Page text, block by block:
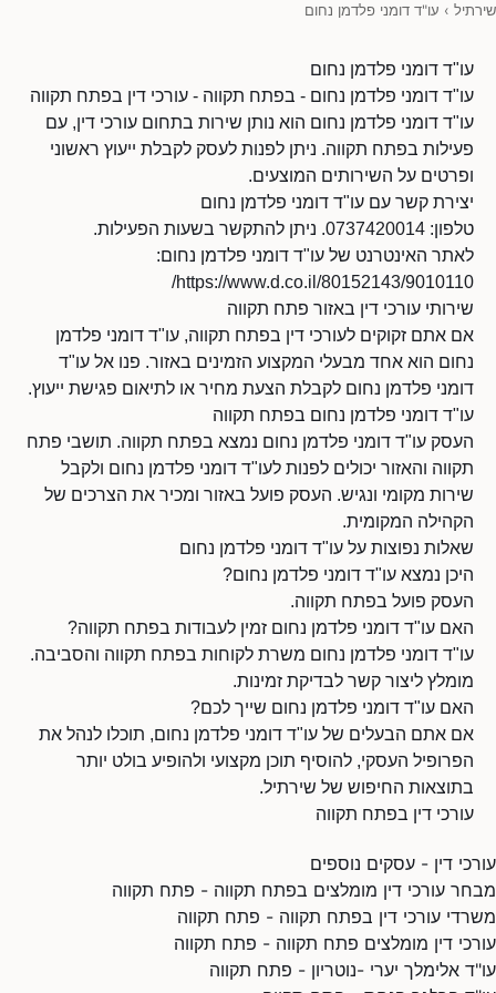
שירתיל › עו"ד דומני פלדמן נחום
עו"ד דומני פלדמן נחום
עו"ד דומני פלדמן נחום - בפתח תקווה - עורכי דין בפתח תקווה
עו"ד דומני פלדמן נחום הוא נותן שירות בתחום עורכי דין, עם
פעילות בפתח תקווה. ניתן לפנות לעסק לקבלת ייעוץ ראשוני
ופרטים על השירותים המוצעים.
יצירת קשר עם עו"ד דומני פלדמן נחום
טלפון: 0737420014. ניתן להתקשר בשעות הפעילות.
לאתר האינטרנט של עו"ד דומני פלדמן נחום:
https://www.d.co.il/80152143/9010110/
שירותי עורכי דין באזור פתח תקווה
אם אתם זקוקים לעורכי דין בפתח תקווה, עו"ד דומני פלדמן
נחום הוא אחד מבעלי המקצוע הזמינים באזור. פנו אל עו"ד
דומני פלדמן נחום לקבלת הצעת מחיר או לתיאום פגישת ייעוץ.
עו"ד דומני פלדמן נחום בפתח תקווה
העסק עו"ד דומני פלדמן נחום נמצא בפתח תקווה. תושבי פתח
תקווה והאזור יכולים לפנות לעו"ד דומני פלדמן נחום ולקבל
שירות מקומי ונגיש. העסק פועל באזור ומכיר את הצרכים של
הקהילה המקומית.
שאלות נפוצות על עו"ד דומני פלדמן נחום
היכן נמצא עו"ד דומני פלדמן נחום?
העסק פועל בפתח תקווה.
האם עו"ד דומני פלדמן נחום זמין לעבודות בפתח תקווה?
עו"ד דומני פלדמן נחום משרת לקוחות בפתח תקווה והסביבה.
מומלץ ליצור קשר לבדיקת זמינות.
האם עו"ד דומני פלדמן נחום שייך לכם?
אם אתם הבעלים של עו"ד דומני פלדמן נחום, תוכלו לנהל את
הפרופיל העסקי, להוסיף תוכן מקצועי ולהופיע בולט יותר
בתוצאות החיפוש של שירתיל.
עורכי דין בפתח תקווה
עורכי דין - עסקים נוספים
מבחר עורכי דין מומלצים בפתח תקווה - פתח תקווה
משרדי עורכי דין בפתח תקווה - פתח תקווה
עורכי דין מומלצים פתח תקווה - פתח תקווה
עו"ד אלימלך יערי -נוטריון - פתח תקווה